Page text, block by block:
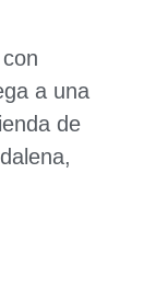
a una
de